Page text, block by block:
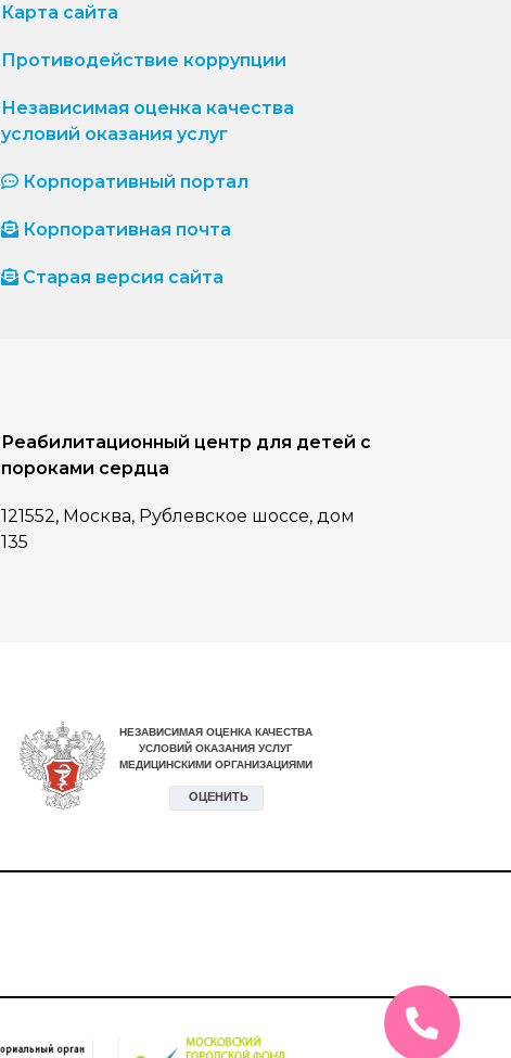
Карта сайта
Противодействие коррупции
Независимая оценка качества
условий оказания услуг
Корпоративный портал
Корпоративная почта
Старая версия сайта
Реабилитационный центр для детей с
пороками сердца
121552, Москва, Рублевское шоссе, дом
135